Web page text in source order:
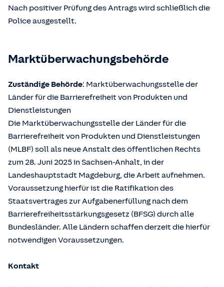
Nach positiver Prüfung des Antrags wird schließlich die
Police ausgestellt.
Marktüberwachungsbehörde
Zuständige Behörde: Marktüberwachungsstelle der
Länder für die Barrierefreiheit von Produkten und
Dienstleistungen
Die Marktüberwachungsstelle der Länder für die
Barrierefreiheit von Produkten und Dienstleistungen
(MLBF) soll als neue Anstalt des öffentlichen Rechts
zum 28. Juni 2025 in Sachsen-Anhalt, in der
Landeshauptstadt Magdeburg, die Arbeit aufnehmen.
Voraussetzung hierfür ist die Ratifikation des
Staatsvertrages zur Aufgabenerfüllung nach dem
Barrierefreiheitsstärkungsgesetz (BFSG) durch alle
Bundesländer. Alle Ländern schaffen derzeit die hierfür
notwendigen Voraussetzungen.
Kontakt